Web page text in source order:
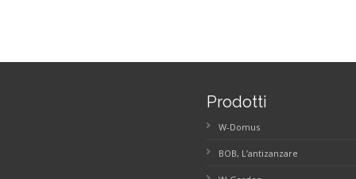
Prodotti
W-Domus
BOB, L’antizanzare